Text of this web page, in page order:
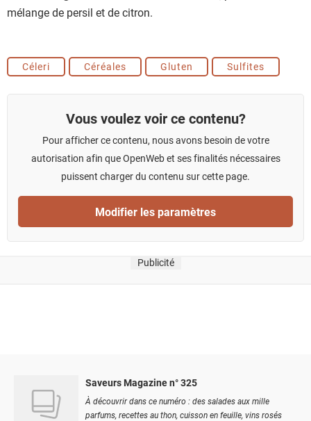
mélange de persil et de citron.
Céleri Céréales Gluten Sulfites
Vous voulez voir ce contenu?
Pour afficher ce contenu, nous avons besoin de votre
autorisation afin que OpenWeb et ses finalités nécessaires
puissent charger du contenu sur cette page.
Modifier les paramètres
Publicité
Saveurs Magazine n° 325
À découvrir dans ce numéro : des salades aux mille
parfums, recettes au thon, cuisson en feuille, vins rosés